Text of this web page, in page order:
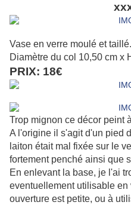
Vase en verre moulé et taillé.
Diamètre du col 10,50 cm x
PRIX: 18€
Trop mignon ce décor peint
A l'origine il s'agit d'un pied
laiton était mal fixée sur le
fortement penché ainsi que
En enlevant la base, je l'ai
eventuellement utilisable en
ouverture est petite, ou à